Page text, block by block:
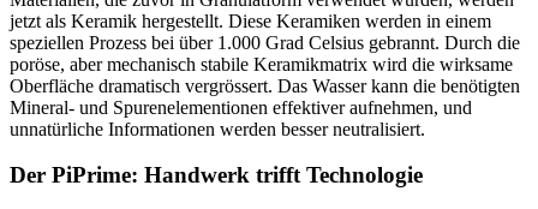
jetzt als Keramik hergestellt. Diese Keramiken werden in einem
speziellen Prozess bei über 1.000 Grad Celsius gebrannt. Durch die
poröse, aber mechanisch stabile Keramikmatrix wird die wirksame
Oberfläche dramatisch vergrössert. Das Wasser kann die benötigten
Mineral- und Spurenelementionen effektiver aufnehmen, und
unnatürliche Informationen werden besser neutralisiert.
Der PiPrime: Handwerk trifft Technologie